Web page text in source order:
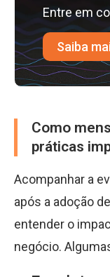
Entre em
Saiba
Como
práticas
Acompanhar a
após a adoção
entender o
negócio.